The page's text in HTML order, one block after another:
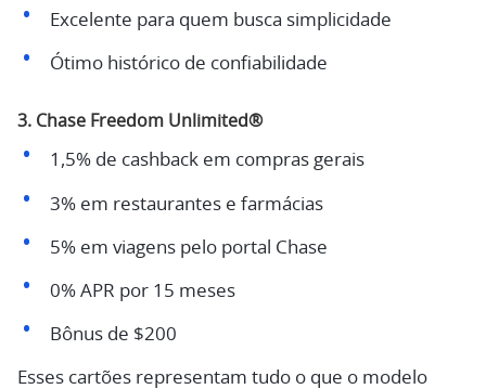
Excelente para quem busca simplicidade
Ótimo histórico de confiabilidade
3. Chase Freedom Unlimited®
1,5% de cashback em compras gerais
3% em restaurantes e farmácias
5% em viagens pelo portal Chase
0% APR por 15 meses
Bônus de $200
Esses cartões representam tudo o que o modelo